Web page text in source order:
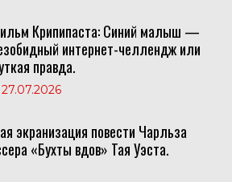
Крипипаста: Синий малыш —
интернет-челлендж или
правда.
27.07.2026
экранизация повести Чарльза
«Бухты вдов» Тая Уэста.